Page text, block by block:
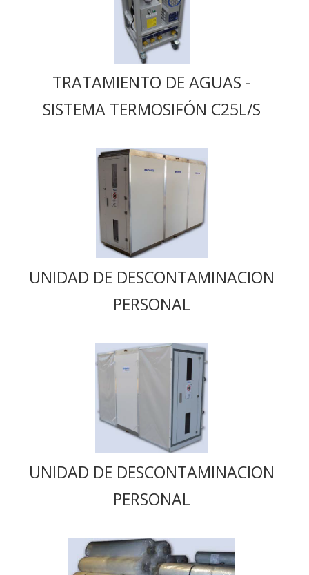
TRATAMIENTO DE AGUAS -
SISTEMA TERMOSIFÓN C25L/S
UNIDAD DE DESCONTAMINACION
PERSONAL
UNIDAD DE DESCONTAMINACION
PERSONAL